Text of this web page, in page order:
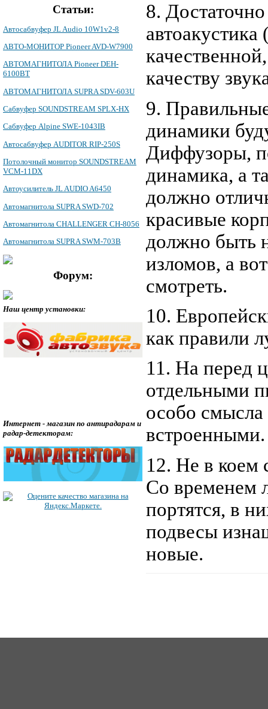
Статьи:
Автосабвуфер JL Audio 10W1v2-8
АВТО-МОНИТОР Pioneer AVD-W7900
АВТОМАГНИТОЛА Pioneer DEH-
6100BT
АВТОМАГНИТОЛА SUPRA SDV-603U
Сабвуфер SOUNDSTREAM SPLX-HX
Сабвуфер Alpine SWE-1043IB
Автосабвуфер AUDITOR RIP-250S
Потолочный монитор SOUNDSTREAM
VCM-11DX
Автоусилитель JL AUDIO A6450
Автомагнитола SUPRA SWD-702
Автомагнитола CHALLENGER CH-8056
Автомагнитола SUPRA SWM-703B
Форум:
Наш центр установки:
Интернет - магазин по антирадарам и
радар-детекторам:
8.
качеству
9.
динамики
Диффузоры,
динамика, а
должно
красивые
должно быть
изломов, а
смотреть.
10.
как правили
11. На перед
отдельными
особо смысла
встроенными.
12. Не в коем
Со временем
портятся, в
подвесы
новые.